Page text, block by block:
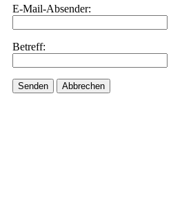
E-Mail-Absender:
Betreff:
Senden Abbrechen